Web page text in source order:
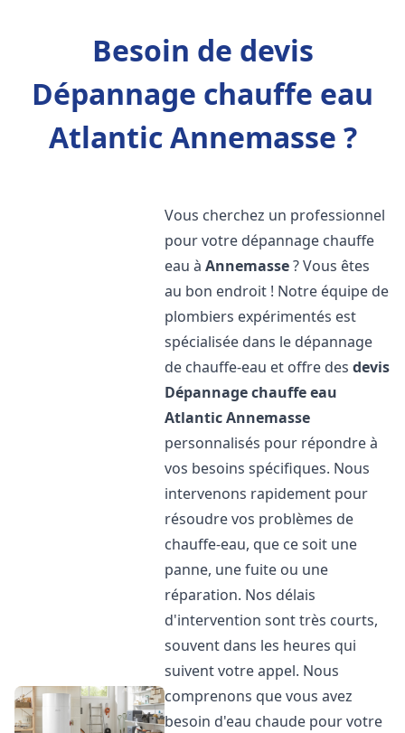
Besoin de devis
Dépannage chauffe eau
Atlantic Annemasse ?
Vous cherchez un professionnel
pour votre dépannage chauffe
eau àAnnemasse? Vous êtes
au bon endroit ! Notre équipe de
plombiers expérimentés est
spécialisée dans le dépannage
de chauffe-eau et offre desdevis
Dépannage chauffe eau
AtlanticAnnemasse
personnalisés pour répondre à
vos besoins spécifiques. Nous
intervenons rapidement pour
résoudre vos problèmes de
chauffe-eau, que ce soit une
panne, une fuite ou une
réparation. Nos délais
d'intervention sont très courts,
souvent dans les heures qui
suivent votre appel. Nous
comprenons que vous avez
besoin d'eau chaude pour votre